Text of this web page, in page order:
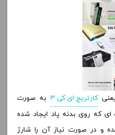
کارتریج ای کی 3
به صورت
که روی بدنه پاد ایجاد شده
و در صورت نیاز آن را شارژ